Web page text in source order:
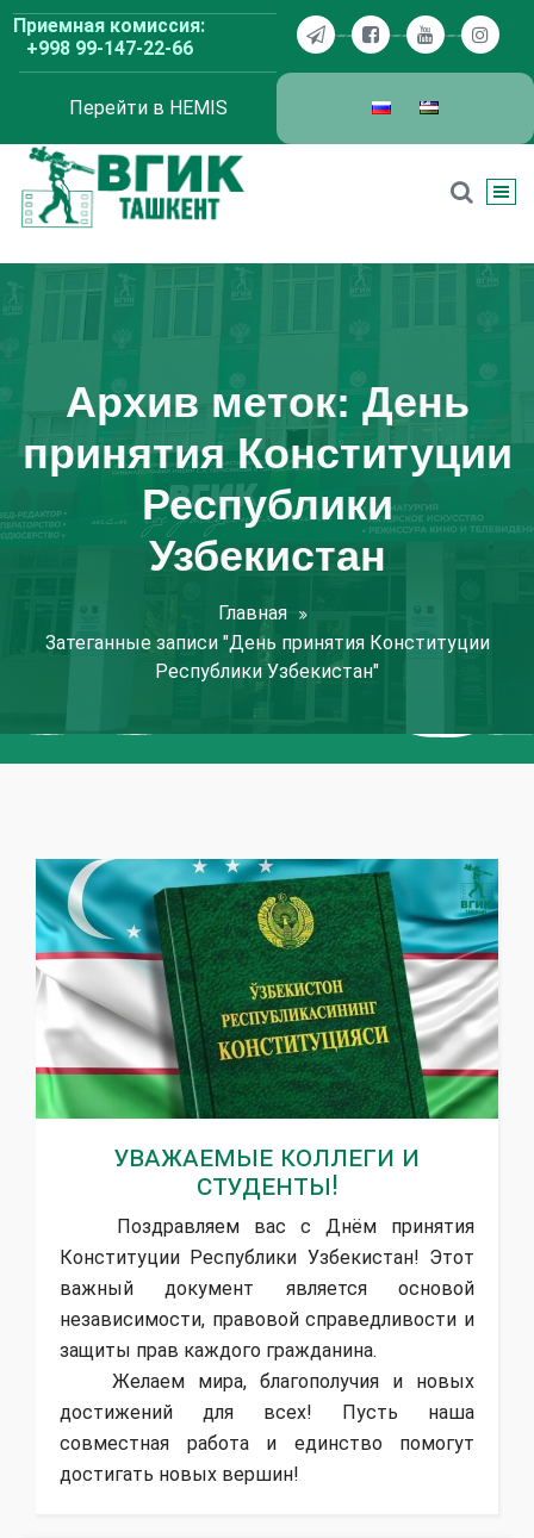
Перейти
содержимому
Приемная комиссия:
+998 99-147-22-66
Перейти в HEMIS
Архив меток: День
принятия Конституции
Республики
Узбекистан
Главная
Затеганные записи "День принятия Конституции
Республики Узбекистан"
Уважаемые коллеги и
студенты!
Поздравляем вас с Днём принятия
Конституции Республики Узбекистан! Этот
важный документ является основой
независимости, правовой справедливости и
защиты прав каждого гражданина.
Желаем мира, благополучия и новых
достижений для всех! Пусть наша
совместная работа и единство помогут
достигать новых вершин!